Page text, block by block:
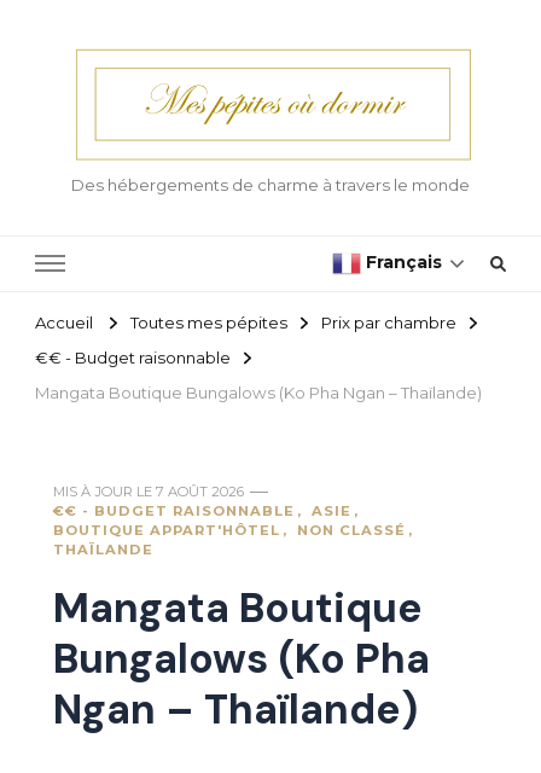
Des hébergements de charme à travers le monde
Français
Accueil Toutes mes pépites
Prix par chambre
€€ - Budget raisonnable
Mangata Boutique Bungalows (Ko Pha Ngan – Thaïlande)
MIS À JOUR LE 7 AOÛT 2026
€€ - BUDGET RAISONNABLE
ASIE
BOUTIQUE APPART'HÔTEL
NON CLASSÉ
THAÏLANDE
Mangata Boutique
Bungalows (Ko Pha
Ngan – Thaïlande)